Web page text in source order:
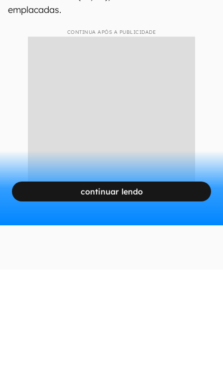
emplacadas.
CONTINUA APÓS A PUBLICIDADE
continuar lendo